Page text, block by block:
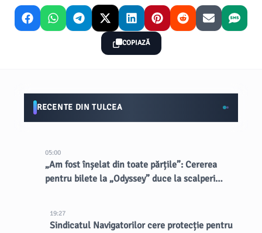
COPIAZĂ
RECENTE DIN TULCEA
05:00
„Am fost înșelat din toate părțile”: Cererea
pentru bilete la „Odyssey” duce la scalperi
19:27
Sindicatul Navigatorilor cere protecție pentru